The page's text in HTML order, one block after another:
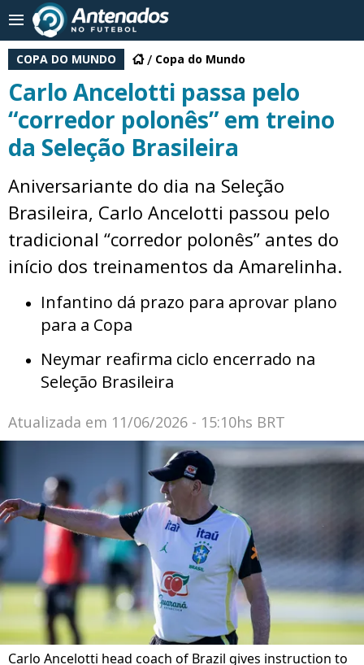
COPA DO MUNDO Copa do Mundo
Carlo Ancelotti passa pelo
“corredor polonês” em treino
da Seleção Brasileira
Aniversariante do dia na Seleção
Brasileira, Carlo Ancelotti passou pelo
tradicional “corredor polonês” antes do
início dos treinamentos da Amarelinha.
Infantino dá prazo para aprovar plano
para a Copa
Neymar reafirma ciclo encerrado na
Seleção Brasileira
Atualizada em 11/06/2026 - 15:10hs BRT
Carlo Ancelotti head coach of Brazil gives instruction to